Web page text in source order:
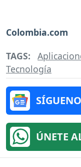
Colombia.com
TAGS:
Tecnología
ÚNETE